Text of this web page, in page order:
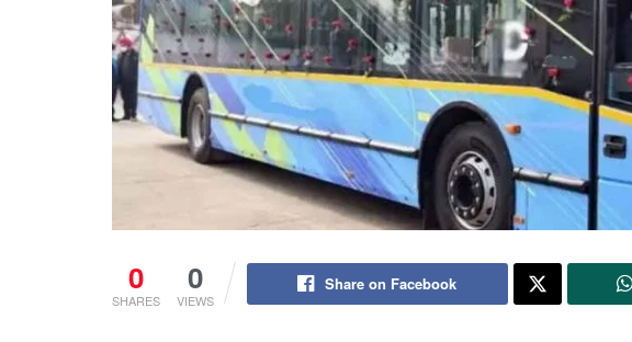
0
SHARES
0
VIEWS
Share on Facebook